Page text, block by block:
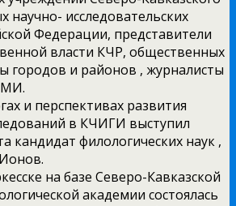
научно- исследовательских
Федерации, представители
власти КЧР, общественных
городов и районов , журналисты
и перспективах развития
в КЧИГИ выступил
кандидат филологических наук ,
на базе Северо-Кавказской
академии состоялась